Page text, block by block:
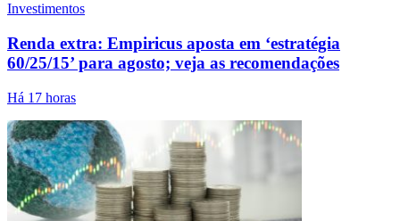
Investimentos
Renda extra: Empiricus aposta em ‘estratégia
60/25/15’ para agosto; veja as recomendações
Há 17 horas